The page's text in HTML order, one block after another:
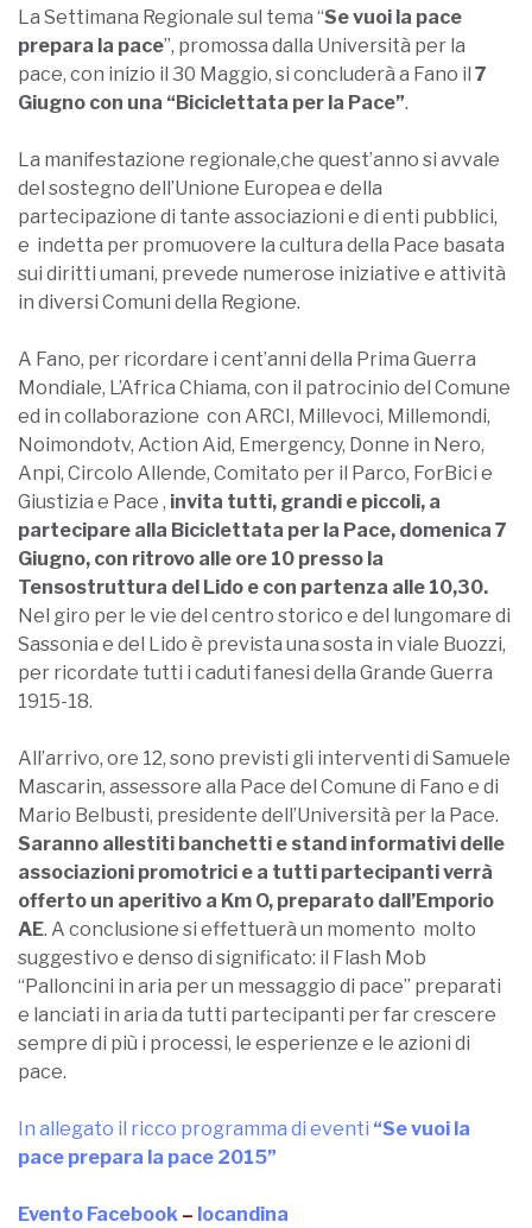
La Settimana Regionale sul tema “Se vuoi la pace
prepara la pace”, promossa dalla Università per la
pace, con inizio il 30 Maggio, si concluderà a Fano il 7
Giugno con una “Biciclettata per la Pace”.
La manifestazione regionale,che quest’anno si avvale
del sostegno dell’Unione Europea e della
partecipazione di tante associazioni e di enti pubblici,
e indetta per promuovere la cultura della Pace basata
sui diritti umani, prevede numerose iniziative e attività
in diversi Comuni della Regione.
A Fano, per ricordare i cent’anni della Prima Guerra
Mondiale, L’Africa Chiama, con il patrocinio del Comune
ed in collaborazione con ARCI, Millevoci, Millemondi,
Noimondotv, Action Aid, Emergency, Donne in Nero,
Anpi, Circolo Allende, Comitato per il Parco, ForBici e
Giustizia e Pace , invita tutti, grandi e piccoli, a
partecipare alla Biciclettata per la Pace, domenica 7
Giugno, con ritrovo alle ore 10 presso la
Tensostruttura del Lido e con partenza alle 10,30.
Nel giro per le vie del centro storico e del lungomare di
Sassonia e del Lido è prevista una sosta in viale Buozzi,
per ricordate tutti i caduti fanesi della Grande Guerra
1915-18.
All’arrivo, ore 12, sono previsti gli interventi di Samuele
Mascarin, assessore alla Pace del Comune di Fano e di
Mario Belbusti, presidente dell’Università per la Pace.
Saranno allestiti banchetti e stand informativi delle
associazioni promotrici e a tutti partecipanti verrà
offerto un aperitivo a Km O, preparato dall’Emporio
AE. A conclusione si effettuerà un momento molto
suggestivo e denso di significato: il Flash Mob
“Palloncini in aria per un messaggio di pace” preparati
e lanciati in aria da tutti partecipanti per far crescere
sempre di più i processi, le esperienze e le azioni di
pace.
In allegato il ricco programma di eventi “Se vuoi la
pace prepara la pace 2015”
Evento Facebook – locandina